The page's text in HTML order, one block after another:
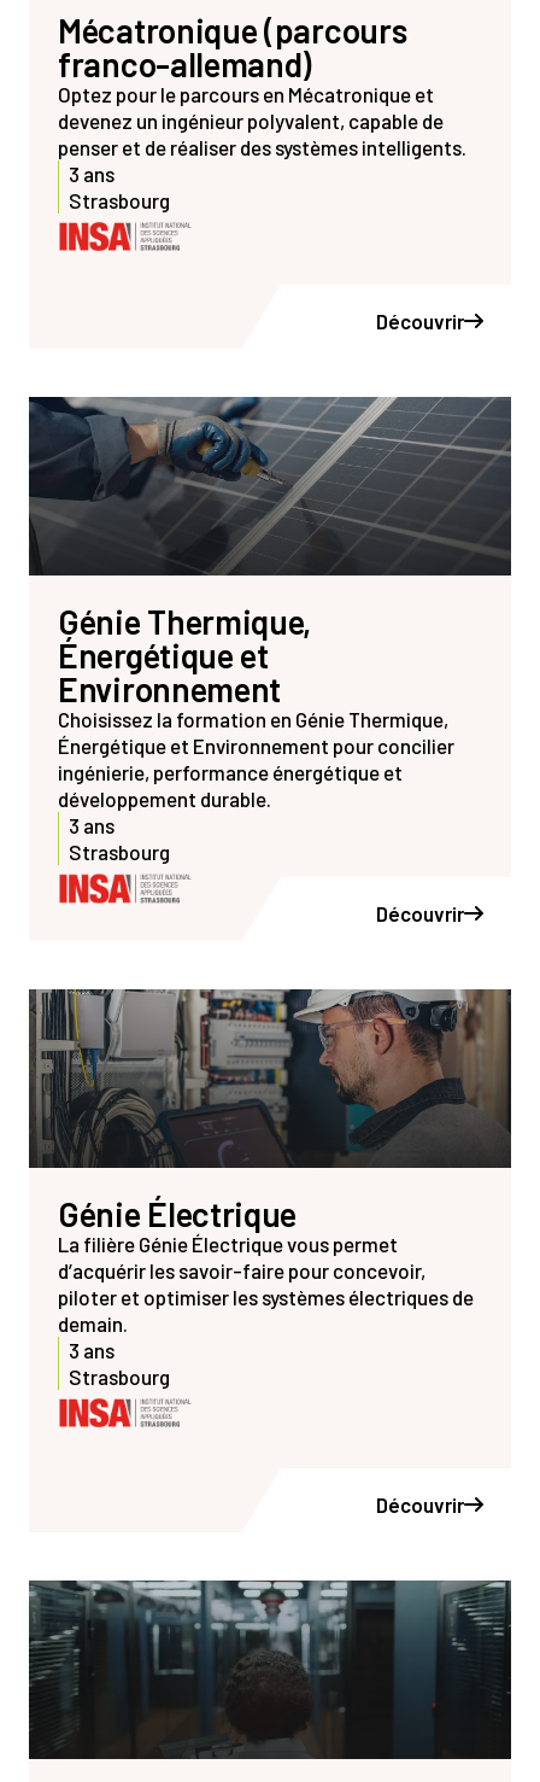
Mécatronique (parcours
franco-allemand)
Optez pour le parcours en Mécatronique et
devenez un ingénieur polyvalent, capable de
penser et de réaliser des systèmes intelligents.
3 ans
Strasbourg
Découvrir
Génie Thermique,
Énergétique et
Environnement
Choisissez la formation en Génie Thermique,
Énergétique et Environnement pour concilier
ingénierie, performance énergétique et
développement durable.
3 ans
Strasbourg
Découvrir
Génie Électrique
La filière Génie Électrique vous permet
d’acquérir les savoir-faire pour concevoir,
piloter et optimiser les systèmes électriques de
demain.
3 ans
Strasbourg
Découvrir